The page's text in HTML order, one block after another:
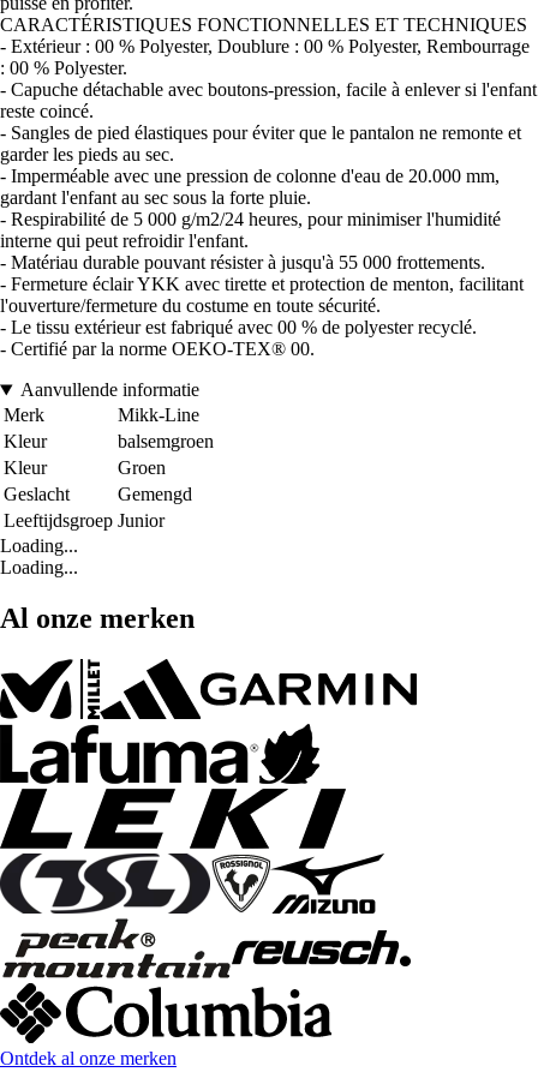
CARACTÉRISTIQUES FONCTIONNELLES ET TECHNIQUES
- Extérieur : 00 % Polyester, Doublure : 00 % Polyester, Rembourrage
: 00 % Polyester.
- Capuche détachable avec boutons-pression, facile à enlever si l'enfant
reste coincé.
- Sangles de pied élastiques pour éviter que le pantalon ne remonte et
garder les pieds au sec.
- Imperméable avec une pression de colonne d'eau de 20.000 mm,
gardant l'enfant au sec sous la forte pluie.
- Respirabilité de 5 000 g/m2/24 heures, pour minimiser l'humidité
interne qui peut refroidir l'enfant.
- Matériau durable pouvant résister à jusqu'à 55 000 frottements.
- Fermeture éclair YKK avec tirette et protection de menton, facilitant
l'ouverture/fermeture du costume en toute sécurité.
- Le tissu extérieur est fabriqué avec 00 % de polyester recyclé.
- Certifié par la norme OEKO-TEX® 00.
Aanvullende informatie
Merk
Mikk-Line
Kleur
balsemgroen
Kleur
Groen
Geslacht
Gemengd
Leeftijdsgroep Junior
Loading...
Loading...
Al onze merken
Ontdek al onze merken